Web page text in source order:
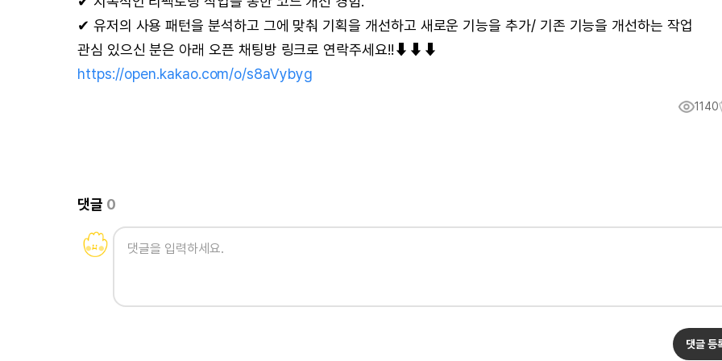
✔ 유저의 사용 패턴을 분석하고 그에 맞춰 기획을 개선하고 새로운 기능을 추가/ 기존 기능을 개선하는 작업
관심 있으신 분은 아래 오픈 채팅방 링크로 연락주세요!!⬇⬇⬇
https://open.kakao.com/o/s8aVybyg
1140
댓글 0
댓글 등